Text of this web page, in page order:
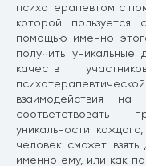
психотерапевтом с
которой
помощью именно
получить
качеств
взаимодействия
соответствовать
уникальности
человек сможет
именно ему, или как